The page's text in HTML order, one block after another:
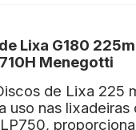
Lixa G180
Menegotti
de Lixa 225
uso nas lixadeiras